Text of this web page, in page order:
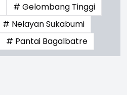
# Gelombang Tinggi
# Nelayan Sukabumi
# Pantai Bagalbatre